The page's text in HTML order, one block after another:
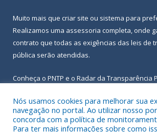
Muito mais que criar site ou sistema para
Realizamos uma assessoria completa, onde
contrato que todas as exigências das leis de
pública serão atendidas.
Conheça o PNTP e o Radar da Transparência
Nós usamos cookies para melhorar sua
navegação no portal. Ao utilizar nosso
concorda com a política de
Para ter mais informações sobre como